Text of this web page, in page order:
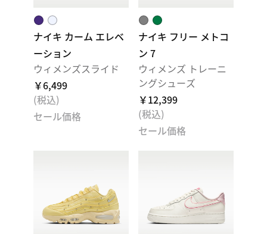
ナイキ カーム エレベ
ーション
ウィメンズスライド
￥6,499
(税込)
セール価格
ナイキ フリー メトコ
ン 7
ウィメンズ トレーニ
ングシューズ
￥12,399
(税込)
セール価格